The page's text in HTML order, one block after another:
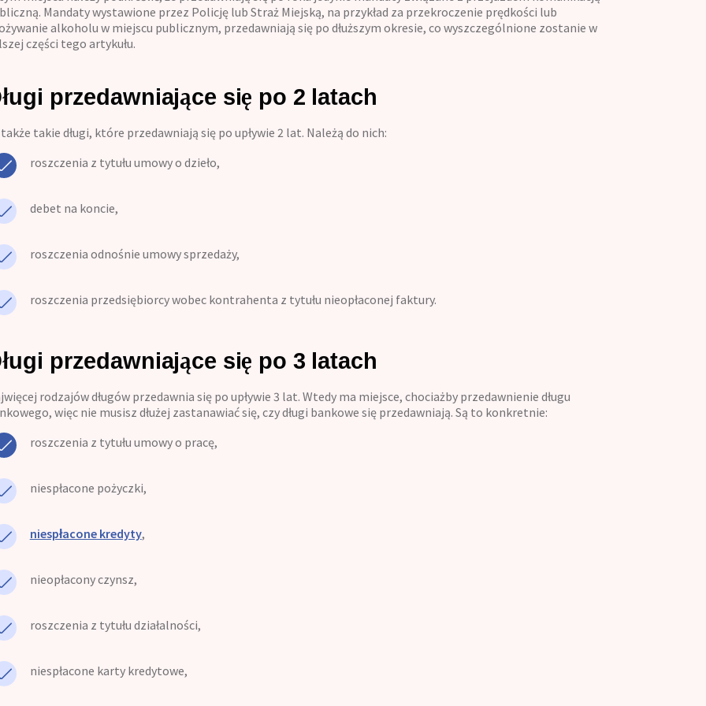
Mandaty wystawione przez Policję lub Straż Miejską, na przykład za przekroczenie prędkości lub
alkoholu w miejscu publicznym, przedawniają się po dłuższym okresie, co wyszczególnione zostanie w
części tego artykułu.
przedawniające się po 2 latach
także takie długi, które przedawniają się po upływie 2 lat. Należą do nich:
roszczenia z tytułu umowy o dzieło,
debet na koncie,
roszczenia odnośnie umowy sprzedaży,
roszczenia przedsiębiorcy wobec kontrahenta z tytułu nieopłaconej faktury.
przedawniające się po 3 latach
rodzajów długów przedawnia się po upływie 3 lat. Wtedy ma miejsce, chociażby przedawnienie długu
więc nie musisz dłużej zastanawiać się, czy długi bankowe się przedawniają. Są to konkretnie:
roszczenia z tytułu umowy o pracę,
niespłacone pożyczki,
niespłacone kredyty,
nieopłacony czynsz,
roszczenia z tytułu działalności,
niespłacone karty kredytowe,